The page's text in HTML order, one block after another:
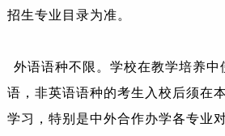
招生专业目录为准。
外语语种不限。学校在教学培养中
语，非英语语种的考生入校后须在
学习，特别是中外合作办学各专业